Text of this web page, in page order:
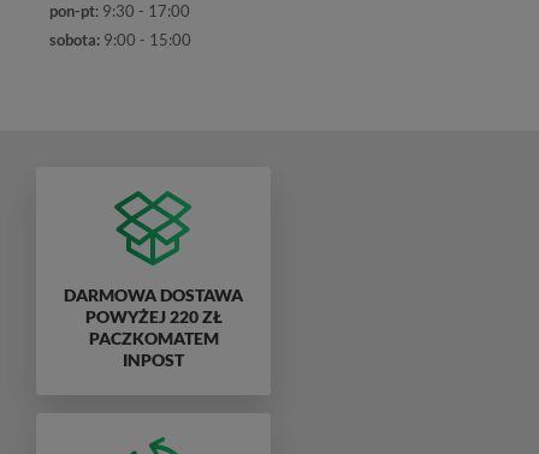
pon-pt: 9:30 - 17:00
sobota: 9:00 - 15:00
DARMOWA DOSTAWA
POWYŻEJ 220 ZŁ
PACZKOMATEM
INPOST